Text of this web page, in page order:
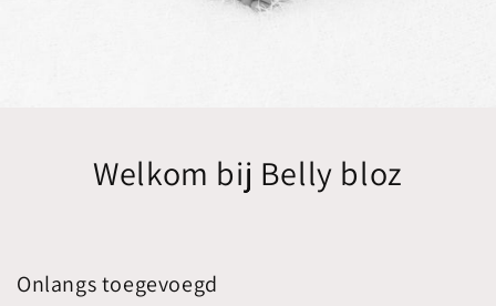
Welkom bij Belly bloz
Onlangs toegevoegd